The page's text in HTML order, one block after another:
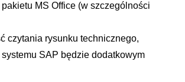
MS Office (w szczególności
czytania rysunku technicznego,
SAP będzie dodatkowym